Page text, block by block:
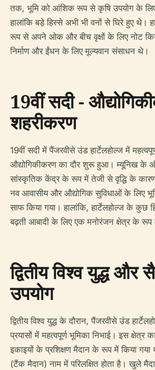
तक, भूमि को आंशिक रूप से कृषि उपयोग के लिए
हालांकि बड़े हिस्से अभी भी वनों से घिरे हुए थे।
रूप से अपने ओक और बीच वृक्षों के लिए नोट
निर्माण और ईंधन के लिए मूल्यवान संसाधन थे।
19वीं सदी -
शहरीकरण
19वीं सदी में पैंजरवीसे उंड हार्टेलहोल्ज में
औद्योगिकीकरण का दौर शुरू हुआ। म्यूनिख के
सांस्कृतिक केंद्र के रूप में तेजी से वृद्धि के कारण
नव आवासीय और औद्योगिक सुविधाओं के लिए
साफ किया गया। हालांकि, हार्टेलहोल्ज के कुछ
बढ़ती आबादी के लिए एक मनोरंजन क्षेत्र के रूप
द्वितीय विश्व युद्ध और
उपयोग
द्वितीय विश्व युद्ध के दौरान, पैंजरवीसे उंड
प्रयासों में महत्वपूर्ण भूमिका निभाई। इस क्षेत्र
इकाइयों के प्रशिक्षण मैदान के रूप में किया गया
(टैंक मैदान) नाम में परिलक्षित होता है। खुले